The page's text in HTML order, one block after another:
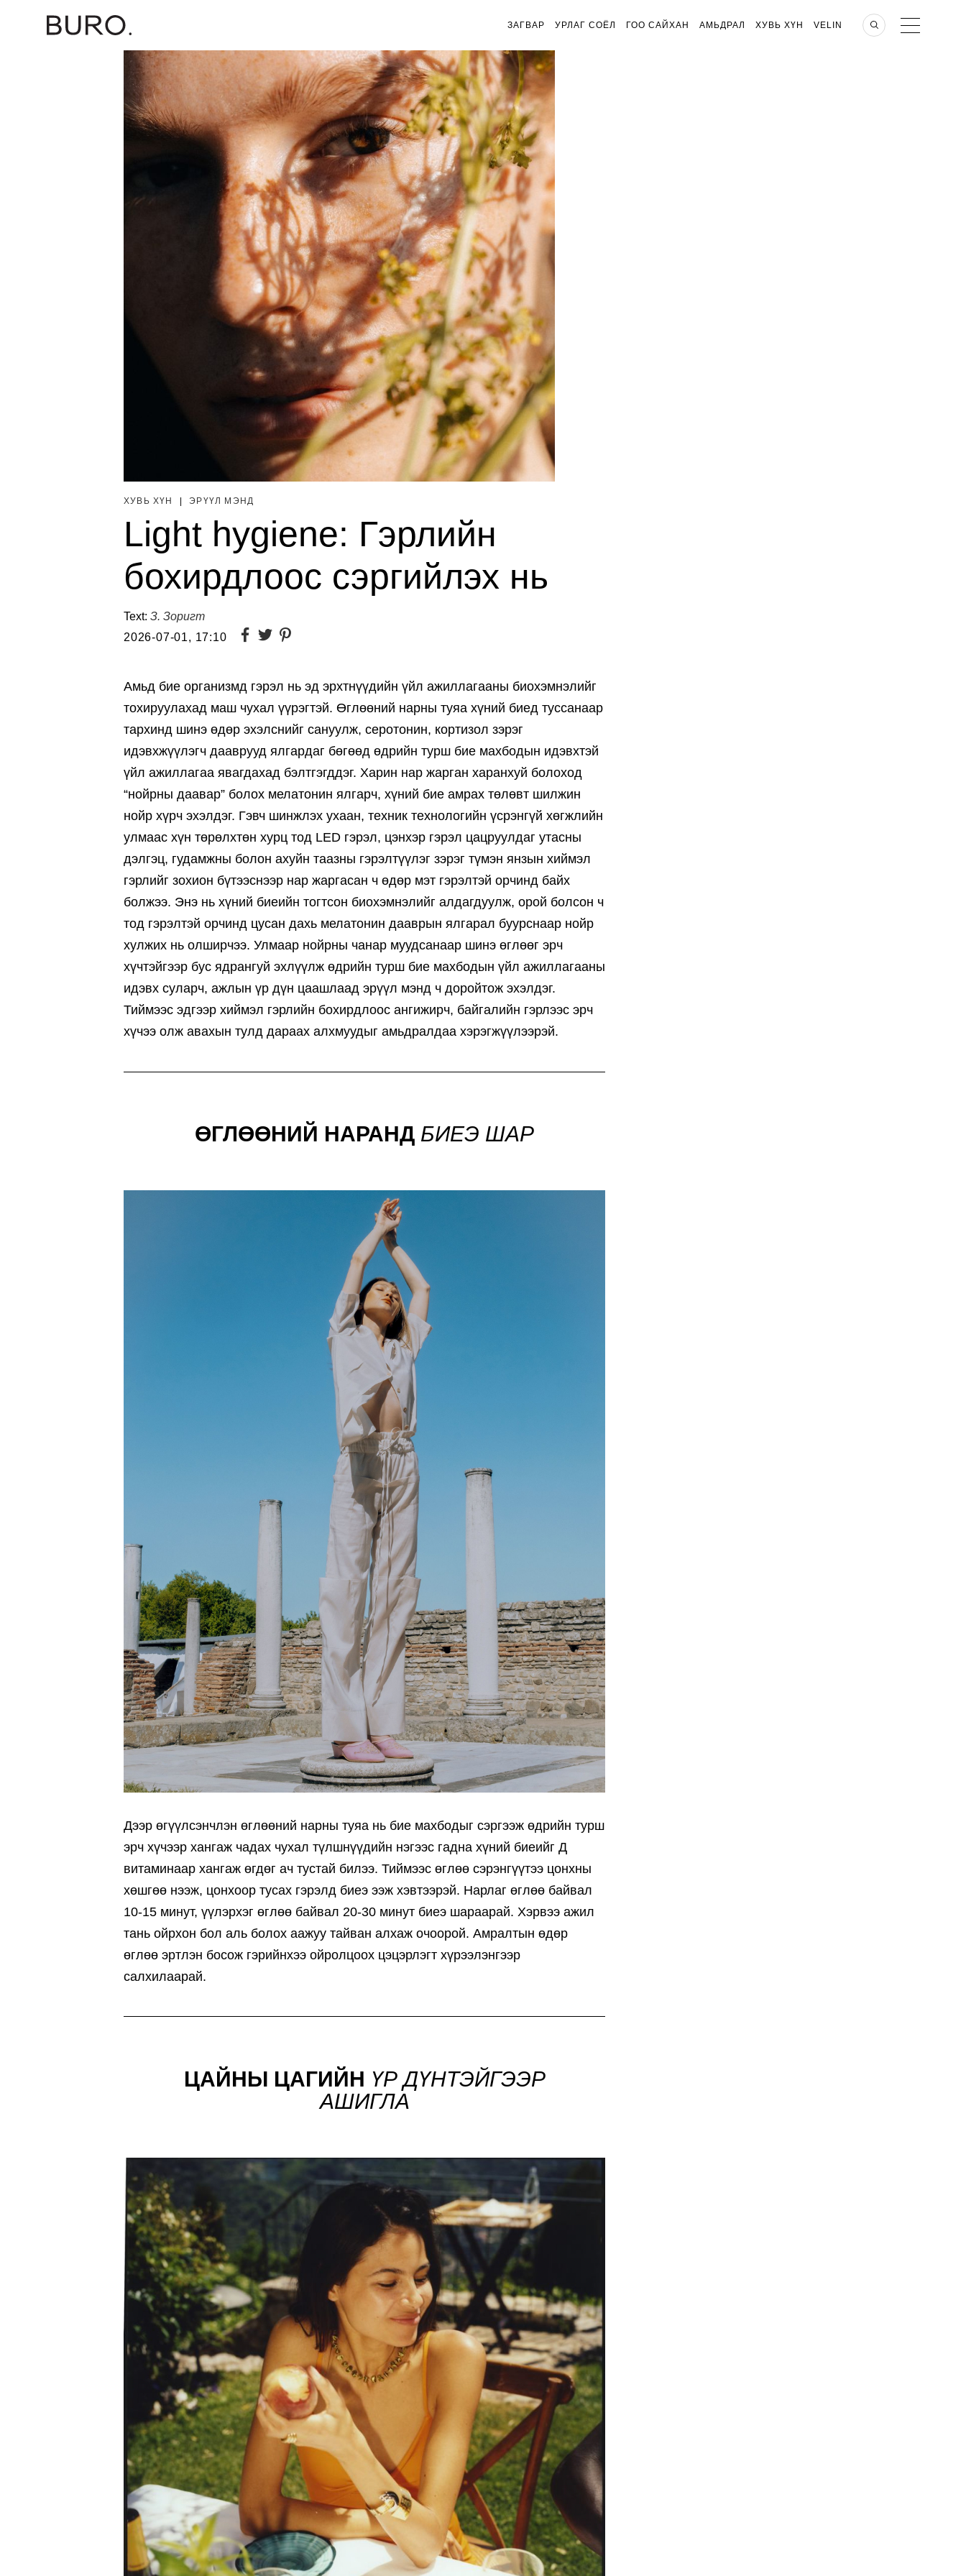
ЗАГВАР УРЛАГ СОЁЛ ГОО САЙХАН АМЬДРАЛ ХУВЬ ХҮН VELIN
ХУВЬ ХҮН ЭРҮҮЛ МЭНД
Light hygiene: Гэрлийн
бохирдлоос сэргийлэх нь
Text: З. Зоригт
2026-07-01, 17:10
Амьд бие организмд гэрэл нь эд эрхтнүүдийн үйл ажиллагааны биохэмнэлийг
тохируулахад маш чухал үүрэгтэй. Өглөөний нарны туяа хүний биед туссанаар
тархинд шинэ өдөр эхэлснийг сануулж, серотонин, кортизол зэрэг
идэвхжүүлэгч дааврууд ялгардаг бөгөөд өдрийн турш бие махбодын идэвхтэй
үйл ажиллагаа явагдахад бэлтгэгддэг. Харин нар жарган харанхуй болоход
“нойрны даавар” болох мелатонин ялгарч, хүний бие амрах төлөвт шилжин
нойр хүрч эхэлдэг. Гэвч шинжлэх ухаан, техник технологийн үсрэнгүй хөгжлийн
улмаас хүн төрөлхтөн хурц тод LED гэрэл, цэнхэр гэрэл цацруулдаг утасны
дэлгэц, гудамжны болон ахуйн таазны гэрэлтүүлэг зэрэг түмэн янзын хиймэл
гэрлийг зохион бүтээснээр нар жаргасан ч өдөр мэт гэрэлтэй орчинд байх
болжээ. Энэ нь хүний биеийн тогтсон биохэмнэлийг алдагдуулж, орой болсон ч
тод гэрэлтэй орчинд цусан дахь мелатонин дааврын ялгарал буурснаар нойр
хулжих нь олширчээ. Улмаар нойрны чанар муудсанаар шинэ өглөөг эрч
хүчтэйгээр бус ядрангуй эхлүүлж өдрийн турш бие махбодын үйл ажиллагааны
идэвх суларч, ажлын үр дүн цаашлаад эрүүл мэнд ч доройтож эхэлдэг.
Тиймээс эдгээр хиймэл гэрлийн бохирдлоос ангижирч, байгалийн гэрлээс эрч
хүчээ олж авахын тулд дараах алхмуудыг амьдралдаа хэрэгжүүлээрэй.
ӨГЛӨӨНИЙ НАРАНД БИЕЭ ШАР
Дээр өгүүлсэнчлэн өглөөний нарны туяа нь бие махбодыг сэргээж өдрийн турш
эрч хүчээр хангаж чадах чухал түлшнүүдийн нэгээс гадна хүний биеийг Д
витаминаар хангаж өгдөг ач тустай билээ. Тиймээс өглөө сэрэнгүүтээ цонхны
хөшгөө нээж, цонхоор тусах гэрэлд биеэ ээж хэвтээрэй. Нарлаг өглөө байвал
10-15 минут, үүлэрхэг өглөө байвал 20-30 минут биеэ шараарай. Хэрвээ ажил
тань ойрхон бол аль болох аажуу тайван алхаж очоорой. Амралтын өдөр
өглөө эртлэн босож гэрийнхээ ойролцоох цэцэрлэгт хүрээлэнгээр
салхилаарай.
ЦАЙНЫ ЦАГИЙН ҮР ДҮНТЭЙГЭЭР
АШИГЛА